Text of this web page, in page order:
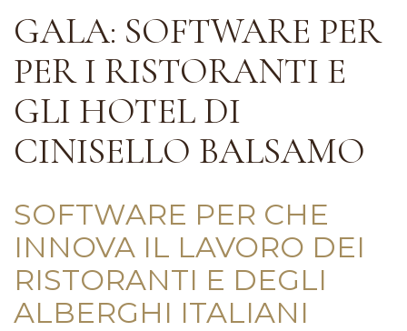
GALA: SOFTWARE PER
PER I RISTORANTI E
GLI HOTEL DI
CINISELLO BALSAMO
SOFTWARE PER CHE
INNOVA IL LAVORO DEI
RISTORANTI E DEGLI
ALBERGHI ITALIANI